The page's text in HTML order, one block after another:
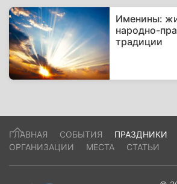
Именины:
народно-
традиции
ГЛАВНАЯ СОБЫТИЯ ПРАЗДНИКИ
ОРГАНИЗАЦИИ
МЕСТА СТАТЬИ